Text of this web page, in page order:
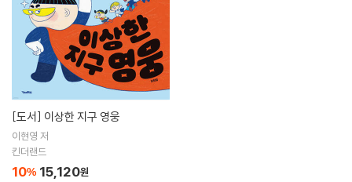
[도서] 이상한 지구 영웅
이현영 저
킨더랜드
10% 15,120원